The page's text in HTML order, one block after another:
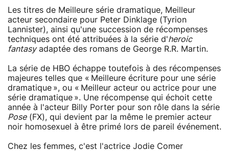
Les titres de Meilleure série dramatique, Meilleur
acteur secondaire pour Peter Dinklage (Tyrion
Lannister), ainsi qu'une succession de récompenses
techniques ont été attribuées à la série d'heroic
fantasyadaptée des romans de George R.R. Martin.
La série de HBO échappe toutefois à des récompenses
majeures telles que « Meilleure écriture pour une série
dramatique », ou « Meilleur acteur ou actrice pour une
série dramatique ». Une récompense qui échoit cette
année à l'acteur Billy Porter pour son rôle dans la série
Pose(FX), qui devient par la même le premier acteur
noir homosexuel à être primé lors de pareil événement.
Chez les femmes, c'est l'actrice Jodie Comer